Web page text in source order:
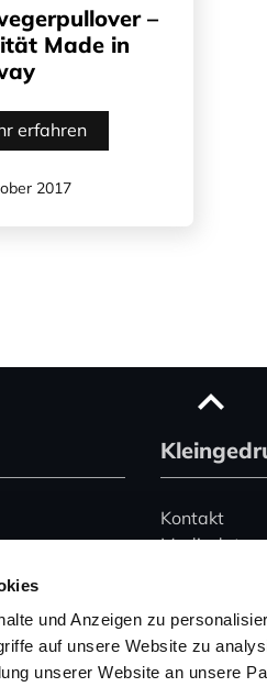
und Anzeigen zu
auf unsere Website zu
unserer Website an unsere
–
Made in
erfahren
2017
Kontakt
Mediadaten
Datenschutz
Impressum
Hinweise zur